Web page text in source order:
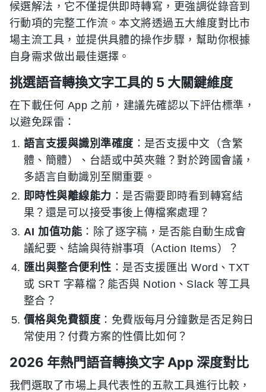
候選解法，它不僅提供即時轉寫，更強調從錄音到
行動項的完整工作流。本文將透過五大維度對比市
場主流工具，並提供具體的操作步驟，幫助你根據
自身需求做出最佳選擇。
挑選語音轉換文字工具的 5 大關鍵維度
在下載任何 App 之前，建議先確認以下評估標準，
以避免踩雷：
語言支援與識別準確度 ：是否支援中文（含繁
體、簡體）、台語或中英夾雜？對於跨國會議，
多語言自動識別至關重要。
即時性與離線能力 ：是否需要即時看到轉寫結
果？還是可以接受事後上傳檔案處理？
AI 加值功能 ：除了逐字稿，是否能自動生成會
議紀要、結論與待辦事項（Action Items）？
匯出與整合便利性 ：是否支援匯出 Word、TXT
或 SRT 字幕檔？能否與 Notion、Slack 等工具
整合？
價格與免費額度 ：免費版每月分鐘數是否足夠日
常使用？付費方案的性價比如何？
2026 年熱門語音轉換文字 App 深度對比
我們選取了市場上具代表性的五款工具進行比較，